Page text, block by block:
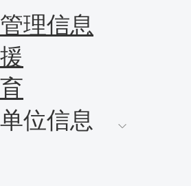
理信息
位信息